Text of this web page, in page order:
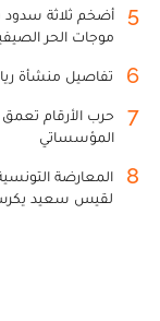
5
أضخم ثلاثة
موجات الحر
6 تفاصيل منشأة
7
حرب الأرقام
المؤسساتي
8
المعارضة
لقيس سعيد يكرس